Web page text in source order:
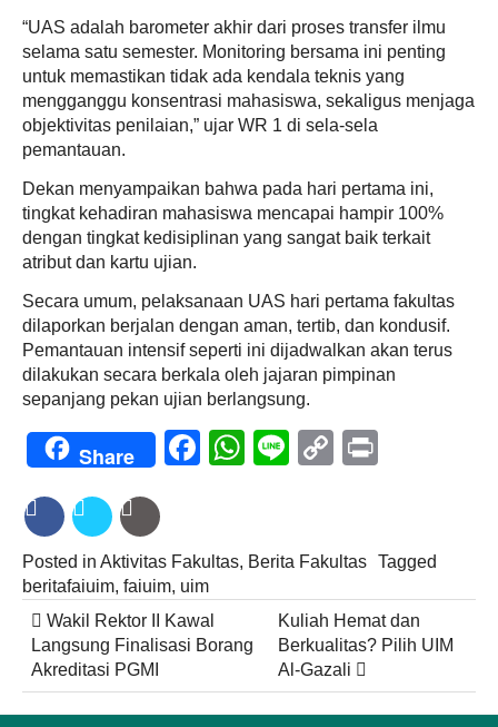
“UAS adalah barometer akhir dari proses transfer ilmu
selama satu semester. Monitoring bersama ini penting
untuk memastikan tidak ada kendala teknis yang
mengganggu konsentrasi mahasiswa, sekaligus menjaga
objektivitas penilaian,” ujar WR 1 di sela-sela
pemantauan.
Dekan menyampaikan bahwa pada hari pertama ini,
tingkat kehadiran mahasiswa mencapai hampir 100%
dengan tingkat kedisiplinan yang sangat baik terkait
atribut dan kartu ujian.
Secara umum, pelaksanaan UAS hari pertama fakultas
dilaporkan berjalan dengan aman, tertib, dan kondusif.
Pemantauan intensif seperti ini dijadwalkan akan terus
dilakukan secara berkala oleh jajaran pimpinan
sepanjang pekan ujian berlangsung.
Share Facebook
WhatsApp
LineCopy
Posted in Aktivitas Fakultas, Berita Fakultas Tagged
beritafaiuim, faiuim, uim
Post
navigation
Wakil Rektor II Kawal
Langsung Finalisasi Borang
Akreditasi PGMI
Kuliah Hemat dan
Berkualitas? Pilih UIM
Al-Gazali